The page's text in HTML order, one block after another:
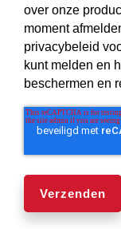
over onze
moment
privacybeleid
kunt melden en
beschermen en